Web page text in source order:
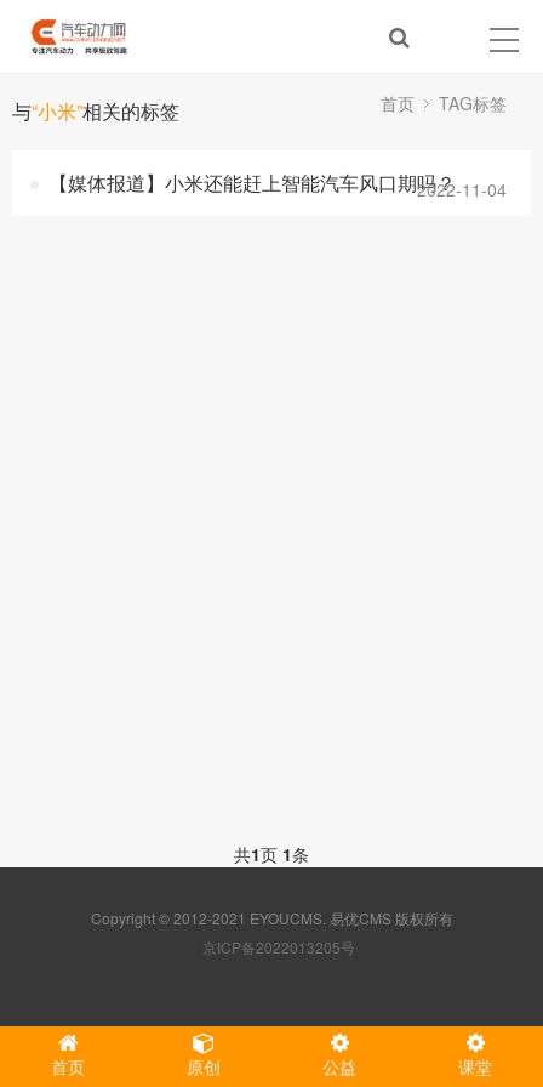
与“小米”相关的标签 首页 TAG标签
【媒体报道】小米还能赶上智能汽车风口期吗？2022-11-04
共1页 1条
Copyright © 2012-2021 EYOUCMS. 易优CMS 版权所有
京ICP备2022013205号
首页 原创 公益 课堂